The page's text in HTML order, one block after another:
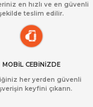
en hızlı ve en güvenli
teslim edilir.
MOBİL CEBİNİZDE
her yerden güvenli
keyfini çıkarın.